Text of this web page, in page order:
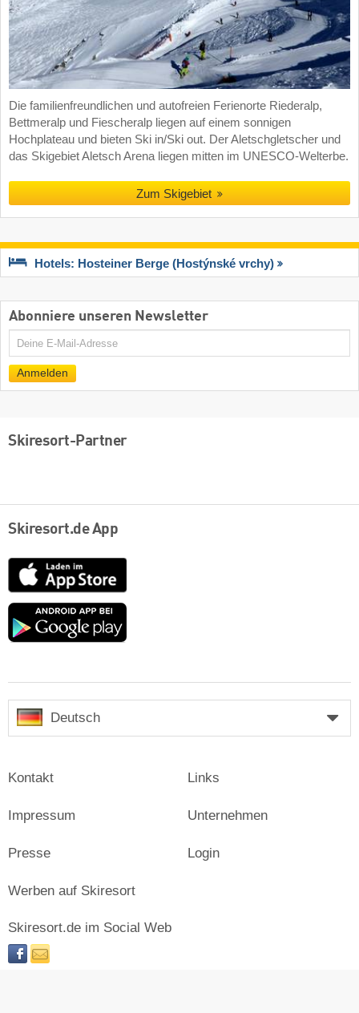
Die familienfreundlichen und autofreien Ferienorte Riederalp,
Bettmeralp und Fiescheralp liegen auf einem sonnigen
Hochplateau und bieten Ski in/Ski out. Der Aletschgletscher und
das Skigebiet Aletsch Arena liegen mitten im UNESCO-Welterbe.
Zum Skigebiet
Hotels: Hosteiner Berge (Hostýnské vrchy)
Abonniere unseren Newsletter
E-
Anmelden
Skiresort-Partner
Skiresort.de App
App
Store
Google
Deutsch
Kontakt
Impressum
Presse
Links
Unternehmen
Login
Werben auf Skiresort
Skiresort.de im Social Web
facebooknewsletter